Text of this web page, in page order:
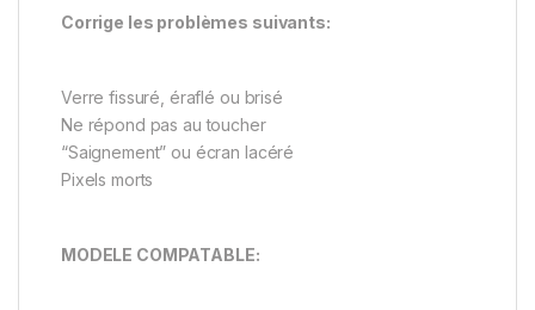
Corrige les problèmes suivants:
Verre fissuré, éraflé ou brisé
Ne répond pas au toucher
“Saignement” ou écran lacéré
Pixels morts
MODELE COMPATABLE: